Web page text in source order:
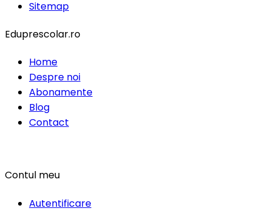
Sitemap
Eduprescolar.ro
Home
Despre noi
Abonamente
Blog
Contact
Contul meu
Autentificare